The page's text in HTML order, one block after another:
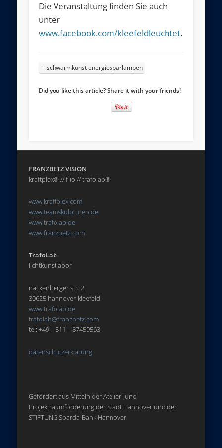
Die Veranstaltung finden Sie auch
unter
www.facebook.com/kleefeldleuchtet.
schwarmkunst energiesparlampen
Did you like this article? Share it with your friends!
FRANZBETZ VISION
kraftplex® // f-io // trafolab®
www.kraftplex.com
www.teamskulpturen.de
www.trafolab.de
www.franzbetz.com
TrafoLab
lichtkunstlabor
nackenberger str. 2
30625 hannover-kleefeld
www.trafolab.de
trafolab@franzbetz.com
tel: +49 – 511 – 87459563
datenschutzerklärung
Gefördert aus Mitteln der Atelier- und
Projektraumförderung der Stadt Hannover und der
STIFTUNG Sparda-Bank Hannover